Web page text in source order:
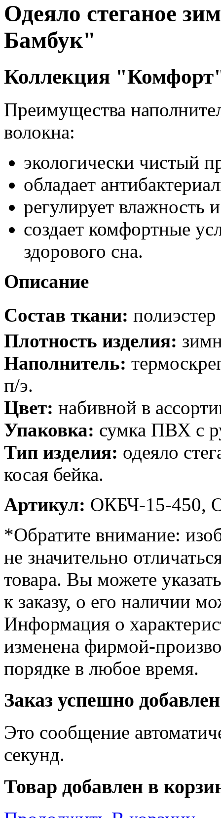
Одеяло стеганое
Бамбук"
Коллекция
Преимущества
волокна:
экологически чистый
обладает
регулирует влажность
создает комфортные
здорового сна.
Описание
Состав ткани:
Плотность изделия:
Наполнитель:
п/э.
Цвет: набивной в
Упаковка: сумка ПВХ с
Тип изделия: одеяло
косая бейка.
Артикул: ОКБЧ-15-450,
*Обратите внимание:
не значительно
товара. Вы можете
к заказу, о его наличии
Информация о
изменена фирмой-
порядке в любое время.
Заказ успешно
Это сообщение
секунд.
Товар добавлен в